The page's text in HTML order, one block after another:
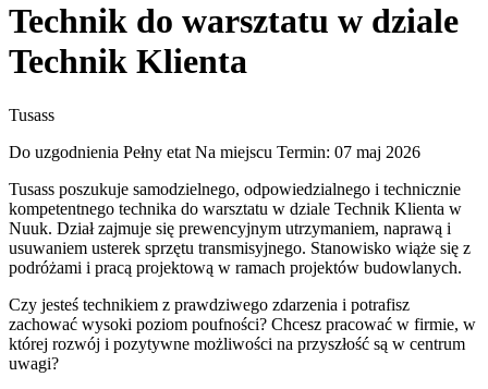
Technik do warsztatu w dziale
Technik Klienta
Tusass
Do uzgodnienia Pełny etat Na miejscu Termin: 07 maj 2026
Tusass poszukuje samodzielnego, odpowiedzialnego i technicznie
kompetentnego technika do warsztatu w dziale Technik Klienta w
Nuuk. Dział zajmuje się prewencyjnym utrzymaniem, naprawą i
usuwaniem usterek sprzętu transmisyjnego. Stanowisko wiąże się z
podróżami i pracą projektową w ramach projektów budowlanych.
Czy jesteś technikiem z prawdziwego zdarzenia i potrafisz
zachować wysoki poziom poufności? Chcesz pracować w firmie, w
której rozwój i pozytywne możliwości na przyszłość są w centrum
uwagi?